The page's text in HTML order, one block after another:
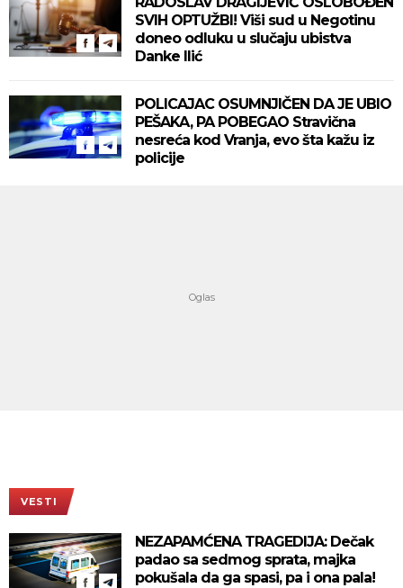
SVIH OPTUŽBI! Viši sud u Negotinu
doneo odluku u slučaju ubistva
Danke Ilić
POLICAJAC OSUMNJIČEN DA JE UBIO
PEŠAKA, PA POBEGAO Stravična
nesreća kod Vranja, evo šta kažu iz
policije
VESTI
NEZAPAMĆENA TRAGEDIJA: Dečak
padao sa sedmog sprata, majka
pokušala da ga spasi, pa i ona pala!